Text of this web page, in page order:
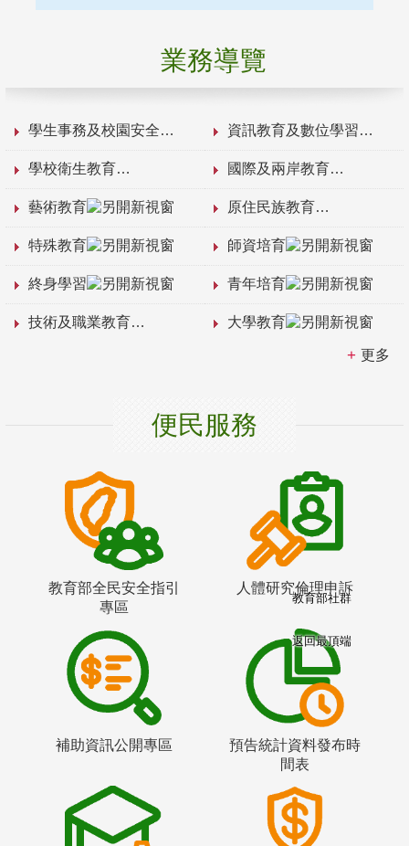
業務導覽
學生事務及校園安全 資訊教育及數位學習
學校衛生教育 國際及兩岸教育
藝術教育 原住民族教育
特殊教育 師資培育
終身學習 青年培育
技術及職業教育 大學教育
更多
便民服務
教育部全民安全指引
專區
人體研究倫理申訴
補助資訊公開專區
預告統計資料發布時
間表
教育部社群
返回最頂端